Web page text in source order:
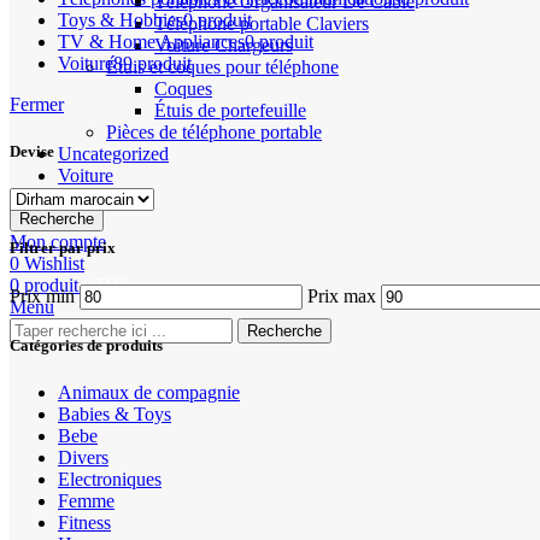
Téléphone portable Claviers
Voiture Chargeurs
Étuis et coques pour téléphone
Coques
Étuis de portefeuille
Pièces de téléphone portable
Uncategorized
Voiture
Recherche
Mon compte
0 Wishlist
0 produit 0DH
Menu
Recherche
Toys & Hobbies0 produit
TV & Home Appliances0 produit
Voiture89 produit
Fermer
Devise
Filtrer par prix
Prix min Prix max
Catégories de produits
Animaux de compagnie
Babies & Toys
Bebe
Divers
Electroniques
Femme
Fitness